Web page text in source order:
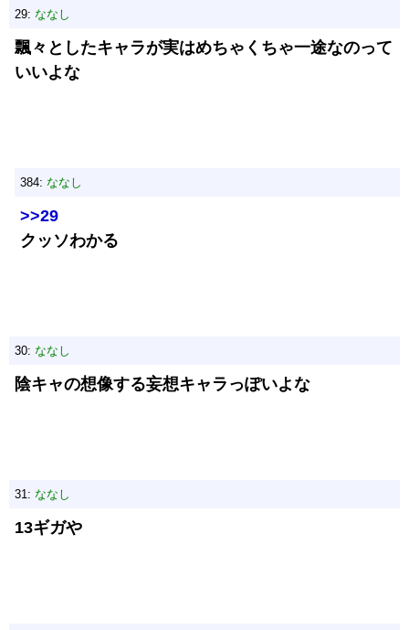
29: ななし
飄々としたキャラが実はめちゃくちゃ一途なのって
いいよな
384: ななし
>>29
クッソわかる
30: ななし
陰キャの想像する妄想キャラっぽいよな
31: ななし
13ギガや